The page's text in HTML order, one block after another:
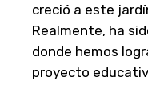
creció a este
Realmente, ha
donde hemos
proyecto